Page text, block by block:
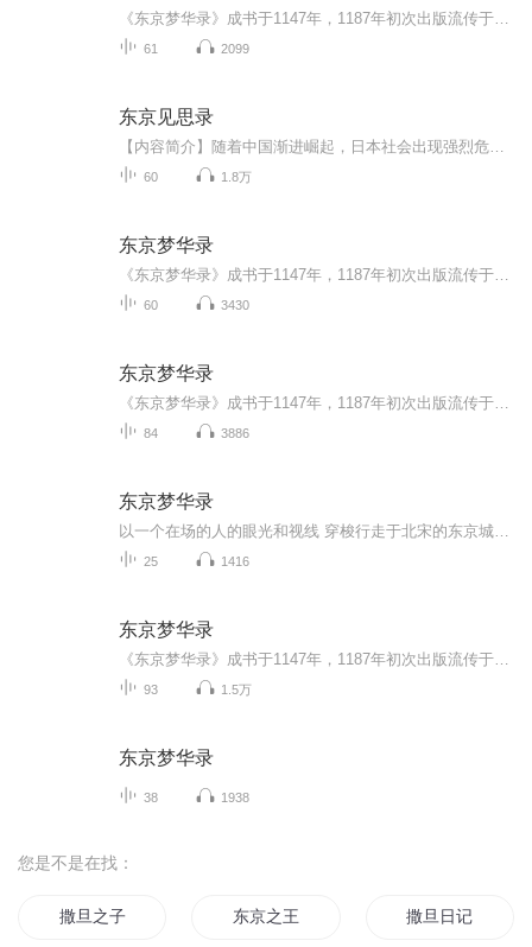
61 2099
东京见思录
60 1.8万
东京梦华录
60 3430
东京梦华录
84 3886
东京梦华录
25 1416
东京梦华录
93 1.5万
东京梦华录
38 1938
您是不是在找：
撒旦之子 东京之王 撒旦日记